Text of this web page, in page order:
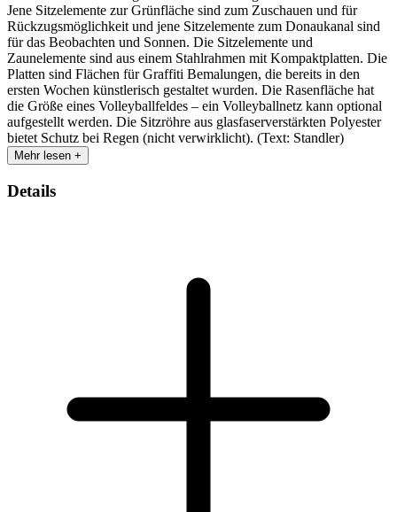
Jene Sitzelemente zur Grünfläche sind zum Zuschauen und für
Rückzugsmöglichkeit und jene Sitzelemente zum Donaukanal sind
für das Beobachten und Sonnen. Die Sitzelemente und
Zaunelemente sind aus einem Stahlrahmen mit Kompaktplatten. Die
Platten sind Flächen für Graffiti Bemalungen, die bereits in den
ersten Wochen künstlerisch gestaltet wurden. Die Rasenfläche hat
die Größe eines Volleyballfeldes – ein Volleyballnetz kann optional
aufgestellt werden. Die Sitzröhre aus glasfaserverstärkten Polyester
bietet Schutz bei Regen (nicht verwirklicht). (Text: Standler)
Mehr lesen +
Details